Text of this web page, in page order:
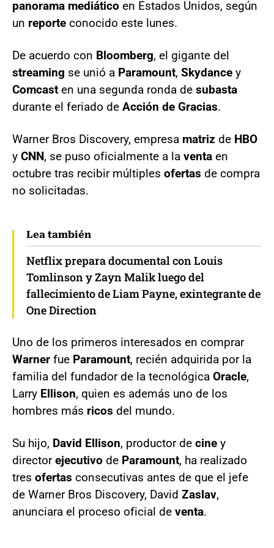
panorama mediático en Estados Unidos, según
un reporte conocido este lunes.
De acuerdo con Bloomberg, el gigante del
streaming se unió a Paramount, Skydance y
Comcast en una segunda ronda de subasta
durante el feriado de Acción de Gracias.
Warner Bros Discovery, empresa matriz de HBO
y CNN, se puso oficialmente a la venta en
octubre tras recibir múltiples ofertas de compra
no solicitadas.
Lea también
Netflix prepara documental con Louis
Tomlinson y Zayn Malik luego del
fallecimiento de Liam Payne, exintegrante de
One Direction
Uno de los primeros interesados en comprar
Warner fue Paramount, recién adquirida por la
familia del fundador de la tecnológica Oracle,
Larry Ellison, quien es además uno de los
hombres más ricos del mundo.
Su hijo, David Ellison, productor de cine y
directorejecutivo de Paramount, ha realizado
tres ofertas consecutivas antes de que el jefe
de Warner Bros Discovery, David Zaslav,
anunciara el proceso oficial de venta.